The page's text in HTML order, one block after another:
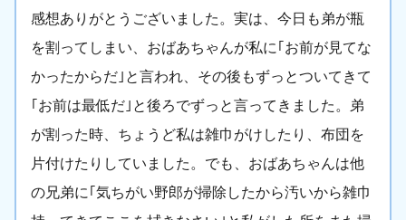
感想ありがとうございました。実は、今日も弟が瓶
を割ってしまい、おばあちゃんが私に｢お前が見てな
かったからだ｣と言われ、その後もずっとついてきて
｢お前は最低だ｣と後ろでずっと言ってきました。弟
が割った時、ちょうど私は雑巾がけしたり、布団を
片付けたりしていました。でも、おばあちゃんは他
の兄弟に｢気ちがい野郎が掃除したから汚いから雑巾